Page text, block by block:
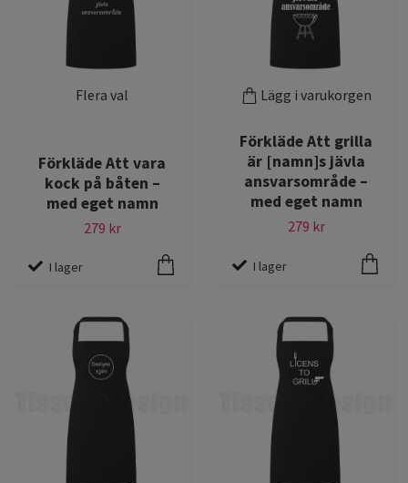
Flera val
Förkläde Att vara
kock på båten –
med eget namn
279 kr
I lager
Lägg i varukorgen
Förkläde Att grilla
är [namn]s jävla
ansvarsområde –
med eget namn
279 kr
I lager